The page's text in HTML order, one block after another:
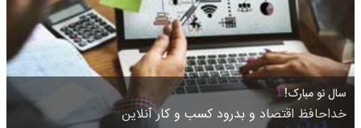
سال نو مبارک!
خداحافظ اقتصاد و بدرود کسب و کار آنلاین